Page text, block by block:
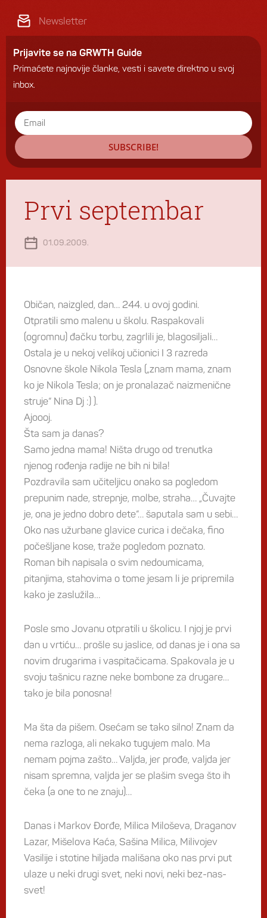
Newsletter
Prijavite se na GRWTH Guide
Primaćete najnovije članke, vesti i savete direktno u svoj
inbox.
SUBSCRIBE!
Prvi septembar
01.09.2009.
Običan, naizgled, dan… 244. u ovoj godini.
Otpratili smo malenu u školu. Raspakovali
(ogromnu) đačku torbu, zagrlili je, blagosiljali…
Ostala je u nekoj velikoj učionici I 3 razreda
Osnovne škole Nikola Tesla („znam mama, znam
ko je Nikola Tesla; on je pronalazač naizmenične
struje“ Nina Dj :) ).
Ajoooj.
Šta sam ja danas?
Samo jedna mama! Ništa drugo od trenutka
njenog rođenja radije ne bih ni bila!
Pozdravila sam učiteljicu onako sa pogledom
prepunim nade, strepnje, molbe, straha… „Čuvajte
je, ona je jedno dobro dete“… šaputala sam u sebi…
Oko nas užurbane glavice curica i dečaka, fino
počešljane kose, traže pogledom poznato.
Roman bih napisala o svim nedoumicama,
pitanjima, stahovima o tome jesam li je pripremila
kako je zaslužila…
Posle smo Jovanu otpratili u školicu. I njoj je prvi
dan u vrtiću… prošle su jaslice, od danas je i ona sa
novim drugarima i vaspitačicama. Spakovala je u
svoju tašnicu razne neke bombone za drugare…
tako je bila ponosna!
Ma šta da pišem. Osećam se tako silno! Znam da
nema razloga, ali nekako tugujem malo. Ma
nemam pojma zašto… Valjda, jer prođe, valjda jer
nisam spremna, valjda jer se plašim svega što ih
čeka (a one to ne znaju)…
Danas i Markov Đorđe, Milica Miloševa, Draganov
Lazar, Mišelova Kaća, Sašina Milica, Milivojev
Vasilije i stotine hiljada mališana oko nas prvi put
ulaze u neki drugi svet, neki novi, neki bez-nas-
svet!